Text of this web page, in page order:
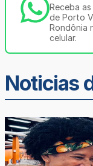
Receba
de Porto
Rondônia
celular.
Noticias